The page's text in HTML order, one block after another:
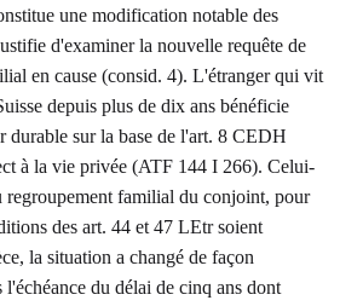
une modification notable des
d'examiner la nouvelle requête de
en cause (consid. 4). L'étranger qui vit
depuis plus de dix ans bénéficie
durable sur la base de l'art. 8 CEDH
à la vie privée (ATF 144 I 266). Celui-
regroupement familial du conjoint, pour
des art. 44 et 47 LEtr soient
la situation a changé de façon
l'échéance du délai de cinq ans dont